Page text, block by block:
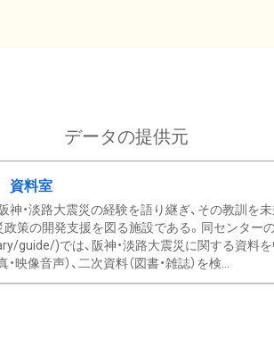
データの提供元
資料室
神・淡路大震災の経験を語り継ぎ、その教訓を
政策の開発支援を図る施設である。同センター
guide/)では、阪神・淡路大震災に関する資料を
映像音声）、二次資料（図書・雑誌）を検...